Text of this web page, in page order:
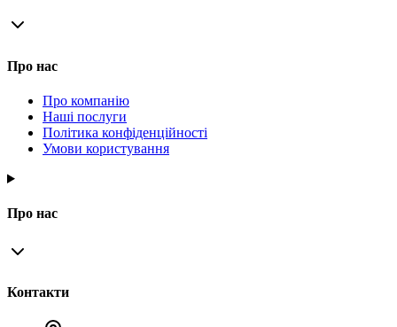
Про нас
Про компанію
Наші послуги
Політика конфіденційності
Умови користування
Про нас
Контакти